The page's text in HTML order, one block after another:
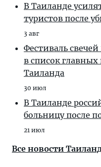
В Таиланде
туристов после
3 авг
Фестиваль
в список
Таиланда
30 июл
В Таиланде
больницу после
21 июл
Все новости